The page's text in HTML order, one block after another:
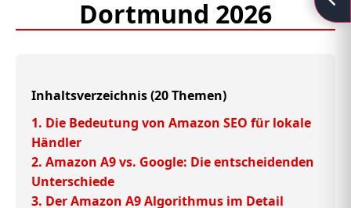
Dortmund 2026
Inhaltsverzeichnis (20 Themen)
1. Die Bedeutung von Amazon SEO für lokale
Händler
2. Amazon A9 vs. Google: Die entscheidenden
Unterschiede
3. Der Amazon A9 Algorithmus im Detail